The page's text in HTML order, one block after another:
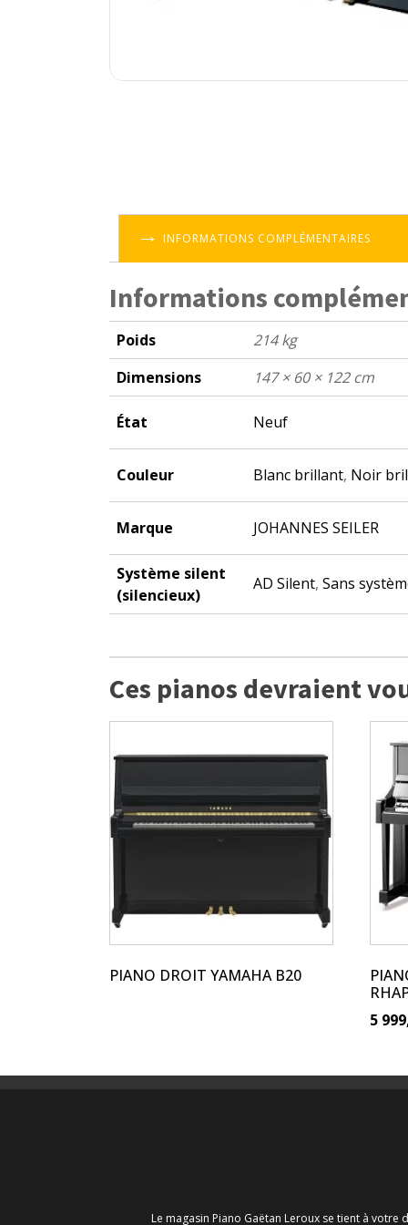
INFORMATIONS COMPLÉMENTAIRES
Informations
Poids
214 kg
Dimensions
147 × 60 × 122 cm
État Neuf
Couleur Blanc brillant, Noir
Marque JOHANNES SEILER
Système silent
(silencieux)
AD Silent, Sans
Ces pianos devraient
PIANO DROIT YAMAHA B20
produit
a
plusieurs
variations.
Les
options
peuvent
être
la
5
Le magasin Piano Gaëtan Leroux se tient à